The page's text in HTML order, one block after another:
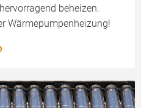
beheizen.
Wärmepumpenheizung!